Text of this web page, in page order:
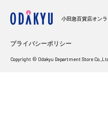
小田急百貨店オン
プライバシーポリシー
Copyright © Odakyu Department Store